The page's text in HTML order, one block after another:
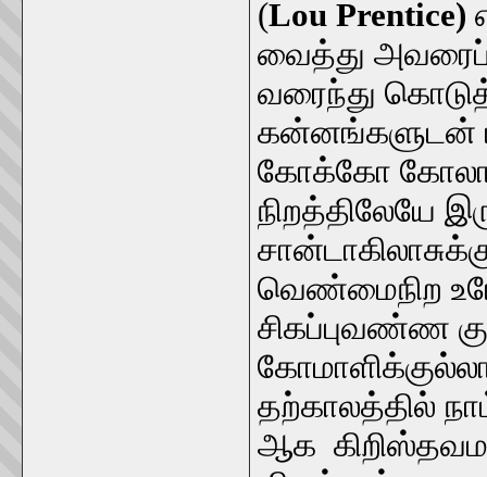
(Lou Prentice)
வைத்து அவரைப்
வரைந்து
கன்னங்களுடன்
கோக்கோ கோலா
நிறத்திலேயே
வெண்மைநிற
சிகப்புவண்ண
தற்காலத்தில்
ஆக